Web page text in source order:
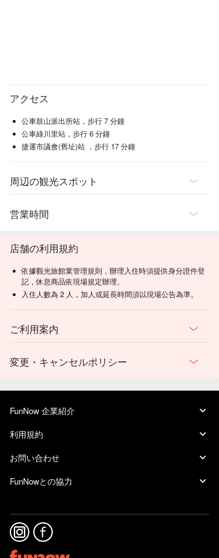
アクセス
公車鼓山派出所站，步行 7 分鐘
公車綠川里站，步行 6 分鐘
捷運市議會(舊址)站 ，步行 17 分鐘
周辺の観光スポット
営業時間
店舗の利用規約
依據觀光旅館業管理規則，辦理入住時須提供身分證件登
記，休息商品依現場規定辦理。
入住人數為 2 人，加人或延長時間須以現場公告為準。
ご利用案内
変更・キャンセルポリシー
FunNow 企業紹介
利用規約
お問い合わせ
FunNowとの協力